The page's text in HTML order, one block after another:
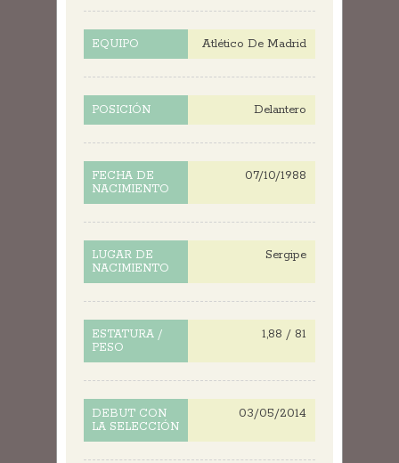
EQUIPO Atlético De Madrid
POSICIÓN Delantero
FECHA DE
NACIMIENTO
07/10/1988
LUGAR DE
NACIMIENTO
Sergipe
ESTATURA /
PESO
1,88 / 81
DEBUT CON
LA SELECCIÓN
03/05/2014